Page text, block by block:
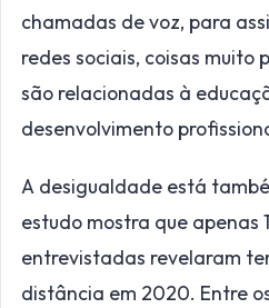
chamadas de voz, para
redes sociais, coisas muito
são relacionadas à
desenvolvimento
A desigualdade está
estudo mostra que apenas
entrevistadas revelaram
distância em 2020. Entre